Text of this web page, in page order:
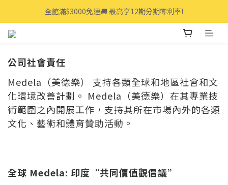
全館滿$3000免運🚚 最高享12期分期零利率!
全館滿$3000免運🚚 最高享12期分期零利率!
全館滿$3000免運🚚 最高享12期分期零利率!
公司社會責任
Medela（美德樂） 支持各類全球和地區社會和文
化環境改善計劃。 Medela（美德樂）在其專業技
術範圍之內開展工作，支持其所在市場內外的各類
文化、藝術和體育贊助活動。
全球 Medela: 印度“共同價值觀倡議”